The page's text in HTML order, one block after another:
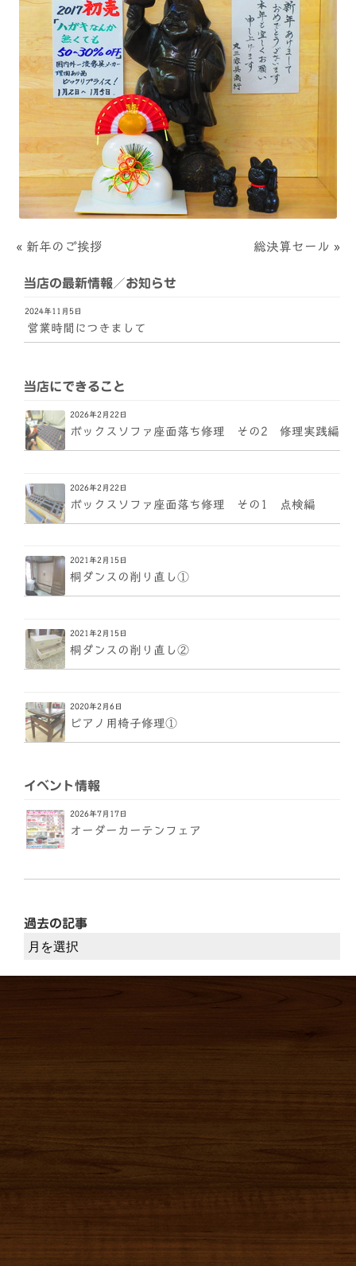
« 新年のご挨拶 総決算セール »
当店の最新情報／お知らせ
2024年11月5日
営業時間につきまして
当店にできること
2026年2月22日
ボックスソファ座面落ち修理 その2 修理実践編
2026年2月22日
ボックスソファ座面落ち修理 その1 点検編
2021年2月15日
桐ダンスの削り直し①
2021年2月15日
桐ダンスの削り直し②
2020年2月6日
ピアノ用椅子修理①
イベント情報
2026年7月17日
オーダーカーテンフェア
過去の記事